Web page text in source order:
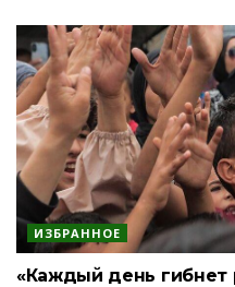
ИЗБРАННОЕ
«Каждый день